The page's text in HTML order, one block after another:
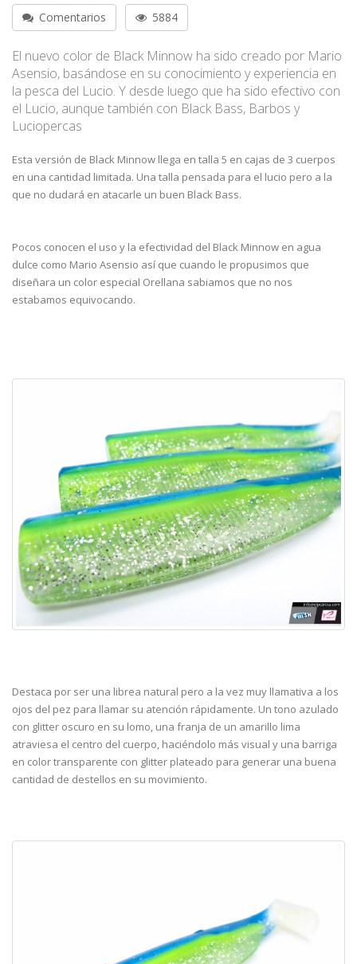
Comentarios 5884
El nuevo color de Black Minnow ha sido creado por Mario
Asensio, basándose en su conocimiento y experiencia en
la pesca del Lucio. Y desde luego que ha sido efectivo con
el Lucio, aunque también con Black Bass, Barbos y
Luciopercas
Esta versión de Black Minnow llega en talla 5 en cajas de 3 cuerpos
en una cantidad limitada. Una talla pensada para el lucio pero a la
que no dudará en atacarle un buen Black Bass.
Pocos conocen el uso y la efectividad del Black Minnow en agua
dulce como Mario Asensio así que cuando le propusimos que
diseñara un color especial Orellana sabiamos que no nos
estabamos equivocando.
Destaca por ser una librea natural pero a la vez muy llamativa a los
ojos del pez para llamar su atención rápidamente. Un tono azulado
con glitter oscuro en su lomo, una franja de un amarillo lima
atraviesa el centro del cuerpo, haciéndolo más visual y una barriga
en color transparente con glitter plateado para generar una buena
cantidad de destellos en su movimiento.